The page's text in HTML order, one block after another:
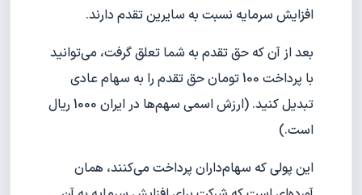
افزایش سرمایه نسبت به سایرین تقدم دارند.
بعد از آن که حق تقدم به شما تعلق گرفت، می‌توانید
با پرداخت 100 تومان حق تقدم را به سهام عادی
تبدیل کنید. (ارزش اسمی سهم‌ها در ایران 1000 ریال
است.)
این پولی که سهام‌داران پرداخت می‌کنند، همان